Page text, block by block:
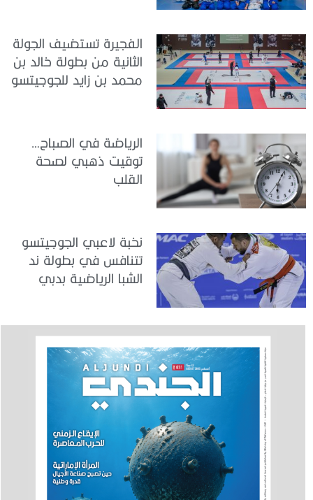
الفجيرة تستضيف الجولة
الثانية من بطولة خالد بن
محمد بن زايد للجوجيتسو
الرياضة في الصباح…
توقيت ذهبي لصحة
القلب
نخبة لاعبي الجوجيتسو
تتنافس في بطولة ند
الشبا الرياضية بدبي